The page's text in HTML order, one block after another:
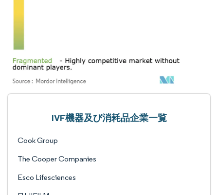
IVF機器及び消耗品企業一覧
Cook Group
The Cooper Companies
Esco Lifesciences